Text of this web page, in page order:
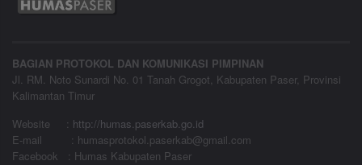
BAGIAN PROTOKOL DAN KOMUNIKASI PIMPINAN
Jl. RM. Noto Sunardi No. 01 Tanah Grogot, Kabupaten Paser, Provinsi
Kalimantan Timur
Website
: http://humas.paserkab.go.id
E-mail : humasprotokol.paserkab@gmail.com
Facebook : Humas Kabupaten Paser